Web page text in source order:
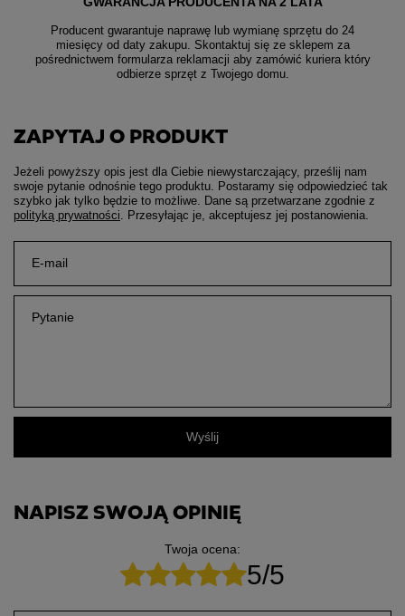
Producent gwarantuje naprawę lub wymianę sprzętu do 24
miesięcy od daty zakupu. Skontaktuj się ze sklepem za
pośrednictwem formularza reklamacji aby zamówić kuriera który
odbierze sprzęt z Twojego domu.
ZAPYTAJ O PRODUKT
Jeżeli powyższy opis jest dla Ciebie niewystarczający, prześlij nam
swoje pytanie odnośnie tego produktu. Postaramy się odpowiedzieć tak
szybko jak tylko będzie to możliwe.
Dane są przetwarzane zgodnie z
polityką prywatności . Przesyłając je, akceptujesz jej postanowienia.
E-mail
Pytanie
Wyślij
NAPISZ SWOJĄ OPINIĘ
Twoja ocena:
5/5